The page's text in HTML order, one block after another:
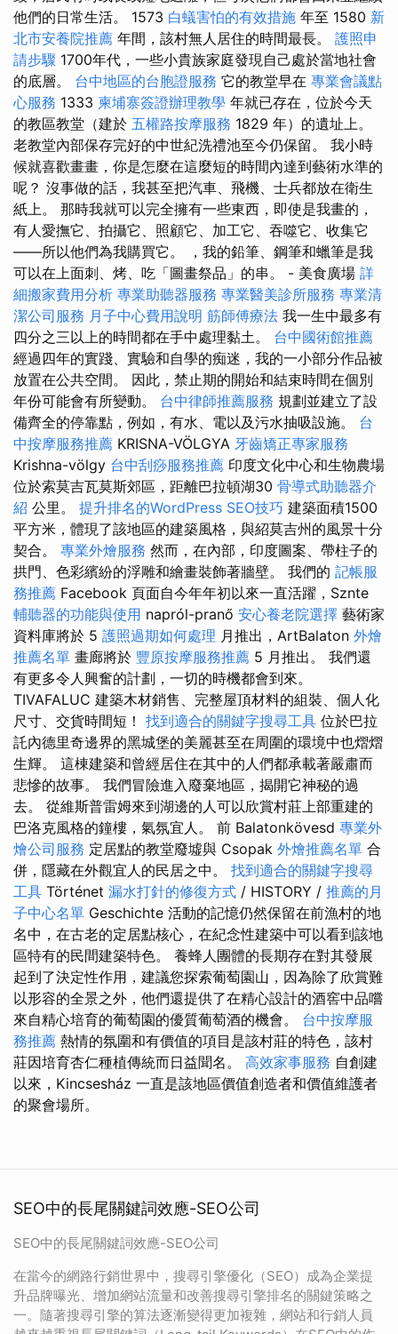
他們的日常生活。 1573 白蟻害怕的有效措施 年至 1580 新
北市安養院推薦 年間，該村無人居住的時間最長。 護照申
請步驟 1700年代，一些小貴族家庭發現自己處於當地社會
的底層。 台中地區的台胞證服務 它的教堂早在 專業會議點
心服務 1333 柬埔寨簽證辦理教學 年就已存在，位於今天
的教區教堂（建於 五權路按摩服務 1829 年）的遺址上。
老教堂內部保存完好的中世紀洗禮池至今仍保留。 我小時
候就喜歡畫畫，你是怎麼在這麼短的時間內達到藝術水準的
呢？ 沒事做的話，我甚至把汽車、飛機、士兵都放在衛生
紙上。 那時我就可以完全擁有一些東西，即使是我畫的，
有人愛撫它、拍攝它、照顧它、加工它、吞噬它、收集它
——所以他們為我購買它。 ，我的鉛筆、鋼筆和蠟筆是我
可以在上面刺、烤、吃「圖畫祭品」的串。 - 美食廣場 詳
細搬家費用分析 專業助聽器服務 專業醫美診所服務 專業清
潔公司服務 月子中心費用說明 筋師傅療法 我一生中最多有
四分之三以上的時間都在手中處理黏土。 台中國術館推薦
經過四年的實踐、實驗和自學的痴迷，我的一小部分作品被
放置在公共空間。 因此，禁止期的開始和結束時間在個別
年份可能會有所變動。 台中律師推薦服務 規劃並建立了設
備齊全的停靠點，例如，有水、電以及污水抽吸設施。 台
中按摩服務推薦 KRISNA-VÖLGYA 牙齒矯正專家服務
Krishna-völgy 台中刮痧服務推薦 印度文化中心和生物農場
位於索莫吉瓦莫斯郊區，距離巴拉頓湖30 骨導式助聽器介
紹 公里。 提升排名的WordPress SEO技巧 建築面積1500
平方米，體現了該地區的建築風格，與紹莫吉州的風景十分
契合。 專業外燴服務 然而，在內部，印度圖案、帶柱子的
拱門、色彩繽紛的浮雕和繪畫裝飾著牆壁。 我們的 記帳服
務推薦 Facebook 頁面自今年年初以來一直活躍，Sznte
輔聽器的功能與使用 napról-pranő 安心養老院選擇 藝術家
資料庫將於 5 護照過期如何處理 月推出，ArtBalaton 外燴
推薦名單 畫廊將於 豐原按摩服務推薦 5 月推出。 我們還
有更多令人興奮的計劃，一切的時機都會到來。
TIVAFALUC 建築木材銷售、完整屋頂材料的組裝、個人化
尺寸、交貨時間短！ 找到適合的關鍵字搜尋工具 位於巴拉
託內德里奇邊界的黑城堡的美麗甚至在周圍的環境中也熠熠
生輝。 這棟建築和曾經居住在其中的人們都承載著嚴肅而
悲慘的故事。 我們冒險進入廢棄地區，揭開它神秘的過
去。 從維斯普雷姆來到湖邊的人可以欣賞村莊上部重建的
巴洛克風格的鐘樓，氣氛宜人。 前 Balatonkövesd 專業外
燴公司服務 定居點的教堂廢墟與 Csopak 外燴推薦名單 合
併，隱藏在外觀宜人的民居之中。 找到適合的關鍵字搜尋
工具 Történet 漏水打針的修復方式 / HISTORY / 推薦的月
子中心名單 Geschichte 活動的記憶仍然保留在前漁村的地
名中，在古老的定居點核心，在紀念性建築中可以看到該地
區特有的民間建築特色。 養蜂人團體的長期存在對其發展
起到了決定性作用，建議您探索葡萄園山，因為除了欣賞難
以形容的全景之外，他們還提供了在精心設計的酒窖中品嚐
來自精心培育的葡萄園的優質葡萄酒的機會。 台中按摩服
務推薦 熱情的氛圍和有價值的項目是該村莊的特色，該村
莊因培育杏仁種植傳統而日益聞名。 高效家事服務 自創建
以來，Kincsesház 一直是該地區價值創造者和價值維護者
的聚會場所。
SEO中的長尾關鍵詞效應-SEO公司
SEO中的長尾關鍵詞效應-SEO公司
在當今的網路行銷世界中，搜尋引擎優化（SEO）成為企業提
升品牌曝光、增加網站流量和改善搜尋引擎排名的關鍵策略之
一。隨著搜尋引擎的算法逐漸變得更加複雜，網站和行銷人員